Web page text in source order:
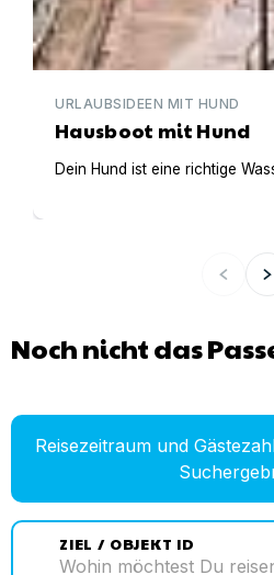
URLAUBSIDEEN MIT HUND
Hausboot mit Hund
Dein Hund ist eine richtige
Noch nicht das
Reisezeitraum und
ZIEL / OBJEKT ID